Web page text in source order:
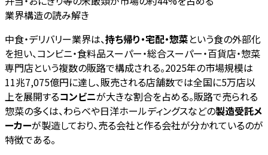
業界構造の読み解き
中食・デリバリー業界は、持ち帰り・宅配・惣菜という食の外部化
を担い、コンビニ・食料品スーパー・総合スーパー・百貨店・惣菜
専門店という複数の販路で構成される。2025年の市場規模は
11兆7,075億円に達し、販売される店舗数では全国に5万店以
上を展開するコンビニが大きな割合を占める。販路で売られる
惣菜の多くは、わらべや日洋ホールディングスなどの製造受託メ
ーカーが製造しており、売る会社と作る会社が分かれているのが
特徴である。